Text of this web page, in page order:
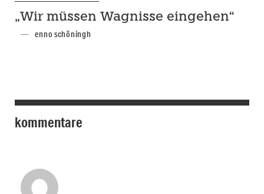
„Wir müssen Wagnisse eingehen“
enno schöningh
kommentare